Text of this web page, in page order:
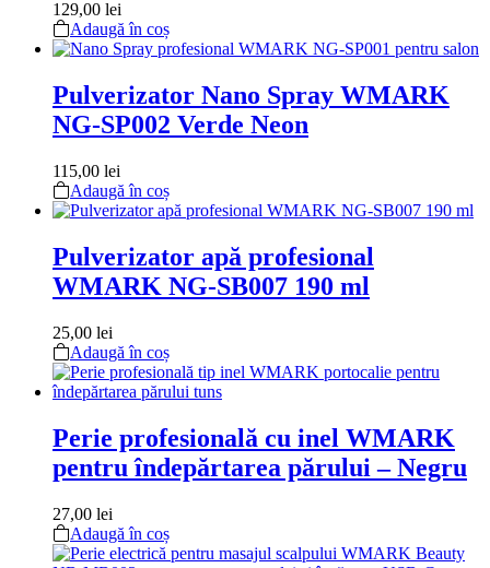
129,00 lei
Adaugă în coș
Pulverizator Nano Spray WMARK
NG-SP002 Verde Neon
115,00 lei
Adaugă în coș
Pulverizator apă profesional
WMARK NG-SB007 190 ml
25,00 lei
Adaugă în coș
Perie profesională cu inel WMARK
pentru îndepărtarea părului – Negru
27,00 lei
Adaugă în coș